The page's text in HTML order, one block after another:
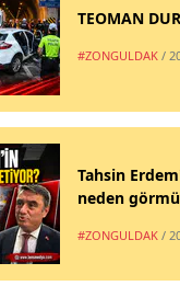
TEOMAN
#ZONGULDAK /
Tahsin
neden
#ZONGULDAK /